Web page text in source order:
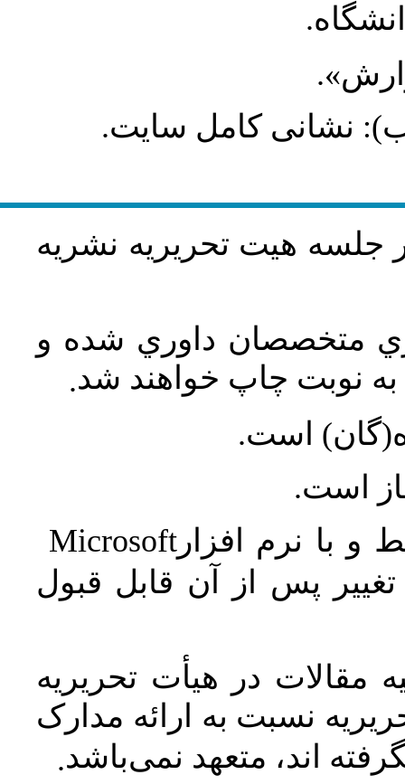
نشانی کامل سایت.
جلسه هيت تحريريه نشريه
متخصصان داوري شده و
نوبت چاپ خواهند شد.
است.
است.
و با نرم افزارMicrosoft
پس از آن قابل قبول
مقالات در هیأت تحریریه
نسبت به ارائه مدارک
اند، متعهد نمی‌باشد.